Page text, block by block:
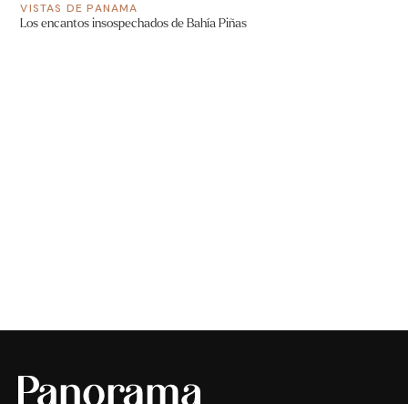
VISTAS DE PANAMA
Los encantos insospechados de Bahía Piñas